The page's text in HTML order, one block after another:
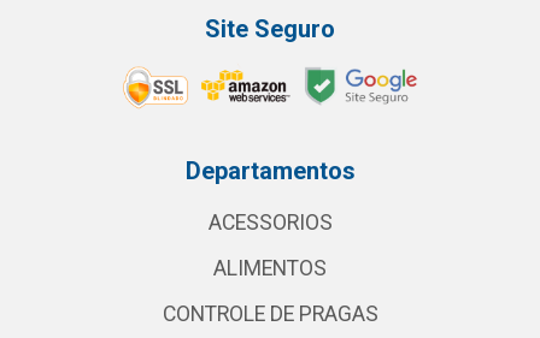
Site Seguro
Departamentos
ACESSORIOS
ALIMENTOS
CONTROLE DE PRAGAS